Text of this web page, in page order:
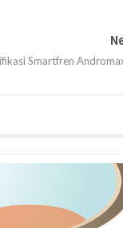
Smartfren